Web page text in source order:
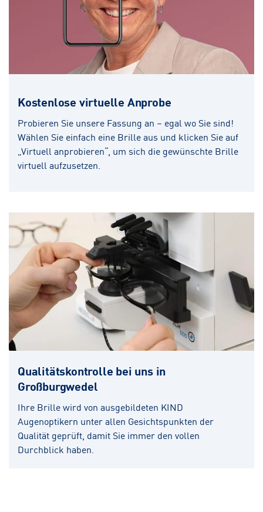
Kostenlose virtuelle Anprobe
Probieren Sie unsere Fassung an – egal wo Sie sind!
Wählen Sie einfach eine Brille aus und klicken Sie auf
„Virtuell anprobieren“, um sich die gewünschte Brille
virtuell aufzusetzen.
Qualitätskontrolle bei uns in
Großburgwedel
Ihre Brille wird von ausgebildeten KIND
Augenoptikern unter allen Gesichtspunkten der
Qualität geprüft, damit Sie immer den vollen
Durchblick haben.